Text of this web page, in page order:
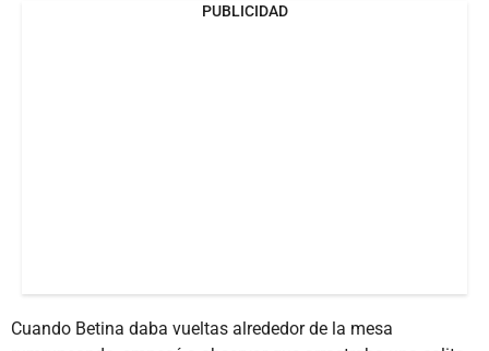
PUBLICIDAD
Cuando Betina daba vueltas alrededor de la mesa